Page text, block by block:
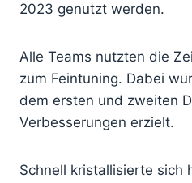
2023 genutzt werden.
Alle Teams nutzten die
zum Feintuning. Dabei
dem ersten und zweiten
Verbesserungen erzielt.
Schnell kristallisierte sich